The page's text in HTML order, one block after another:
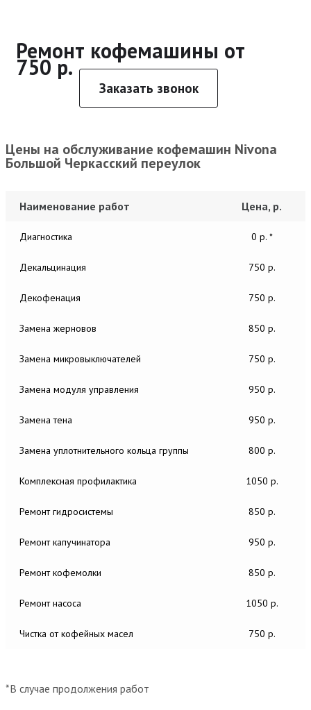
Ремонт кофемашины от
750 р.
Заказать звонок
Цены на обслуживание кофемашин Nivona
Большой Черкасский переулок
Наименование работ Цена, р.
Диагностика 0 р. *
Декальцинация 750 р.
Декофенация 750 р.
Замена жерновов 850 р.
Замена микровыключателей 750 р.
Замена модуля управления 950 р.
Замена тена 950 р.
Замена уплотнительного кольца группы 800 р.
Комплексная профилактика 1050 р.
Ремонт гидросистемы 850 р.
Ремонт капучинатора 950 р.
Ремонт кофемолки 850 р.
Ремонт насоса 1050 р.
Чистка от кофейных масел 750 р.
*В случае продолжения работ